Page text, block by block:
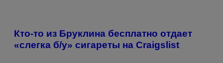
Кто-то из Бруклина бесплатно отдает
«слегка б/у» сигареты на Craigslist